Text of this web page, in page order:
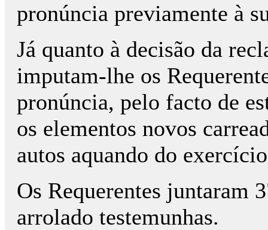
pronúncia previamente à
Já quanto à decisão da
imputam-lhe os
pronúncia, pelo facto de
os elementos novos
autos aquando do
Os Requerentes juntaram
arrolado testemunhas.